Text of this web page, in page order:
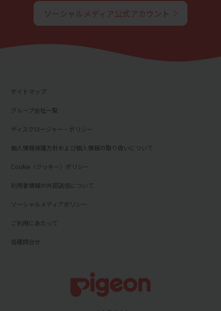
ソーシャルメディア公式アカウント
サイトマップ
グループ会社一覧
ディスクロージャー・ポリシー
個人情報保護方針および個人情報の取り扱いについて
Cookie（クッキー）ポリシー
利用者情報の外部送信について
ソーシャルメディアポリシー
ご利用にあたって
各種問合せ